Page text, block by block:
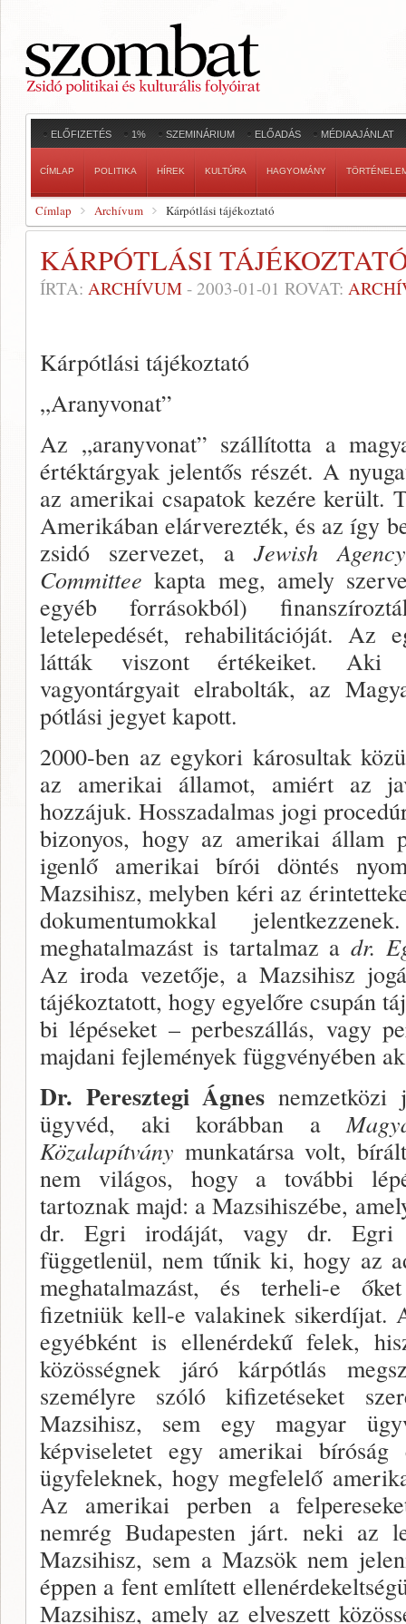
ELŐFIZETÉS 1% SZEMINÁRIUM ELŐADÁS MÉDIAAJÁNLAT
CÍMLAP POLITIKA HÍREK KULTÚRA HAGYOMÁNY
Címlap Archívum Kárpótlási tájékoztató
KÁRPÓTLÁSI
ÍRTA: ARCHÍVUM - 2003-01-01 ROVAT:
Kárpótlási tájékoztató
„Aranyvonat”
Az „aranyvonat” szállította a
értéktárgyak jelentős részét. A
az amerikai csapatok kezére került.
Amerikában elárverezték, és az így
zsidó szervezet, a Jewish Agency
Committee kapta meg, amely
egyéb forrásokból)
letelepedését, rehabilitációját. Az
látták viszont értékeiket. Aki
vagyontárgyait elrabol­ták, az
pótlási jegyet kapott.
2000-ben az egykori károsultak
az amerikai államot, amiért az
hozzájuk. Hosszadalmas jogi
bizo­nyos, hogy az amerikai állam
igenlő amerikai bírói döntés
Mazsihisz, melyben kéri az
dokumentu­mokkal
meghatalmazást is tartalmaz a dr.
Az iroda ve­zetője, a Mazsihisz
tájékoztatott, hogy egyelőre csupán
bi lépéseket – perbeszállás, vagy
majdani fejlemé­nyek függvényében
Dr. Peresztegi Ágnesnemzetközi
ügyvéd, aki ko­rábban a
Közalapítvány munkatársa volt,
nem világos, hogy a további
tartoznak majd: a Mazsihiszébe,
dr. Eg­ri irodáját, vagy dr. Egri
függetlenül, nem tűnik ki, hogy az
meghatalmazást, és terheli-e
fizetniük kell-e valaki­nek sikerdíjat.
egyébként is ellenérdekű felek,
közösségnek járó kárpótlás
személyre szóló kifizetéseket
Mazsihisz, sem egy magyar
képviseletet egy amerikai
ügyfeleknek, hogy megfelelő
Az amerikai perben a
nemrég Budapesten járt. neki az
Mazsihisz, sem a Mazsök nem
éppen a fent említett
Mazsihisz, amely az elveszett